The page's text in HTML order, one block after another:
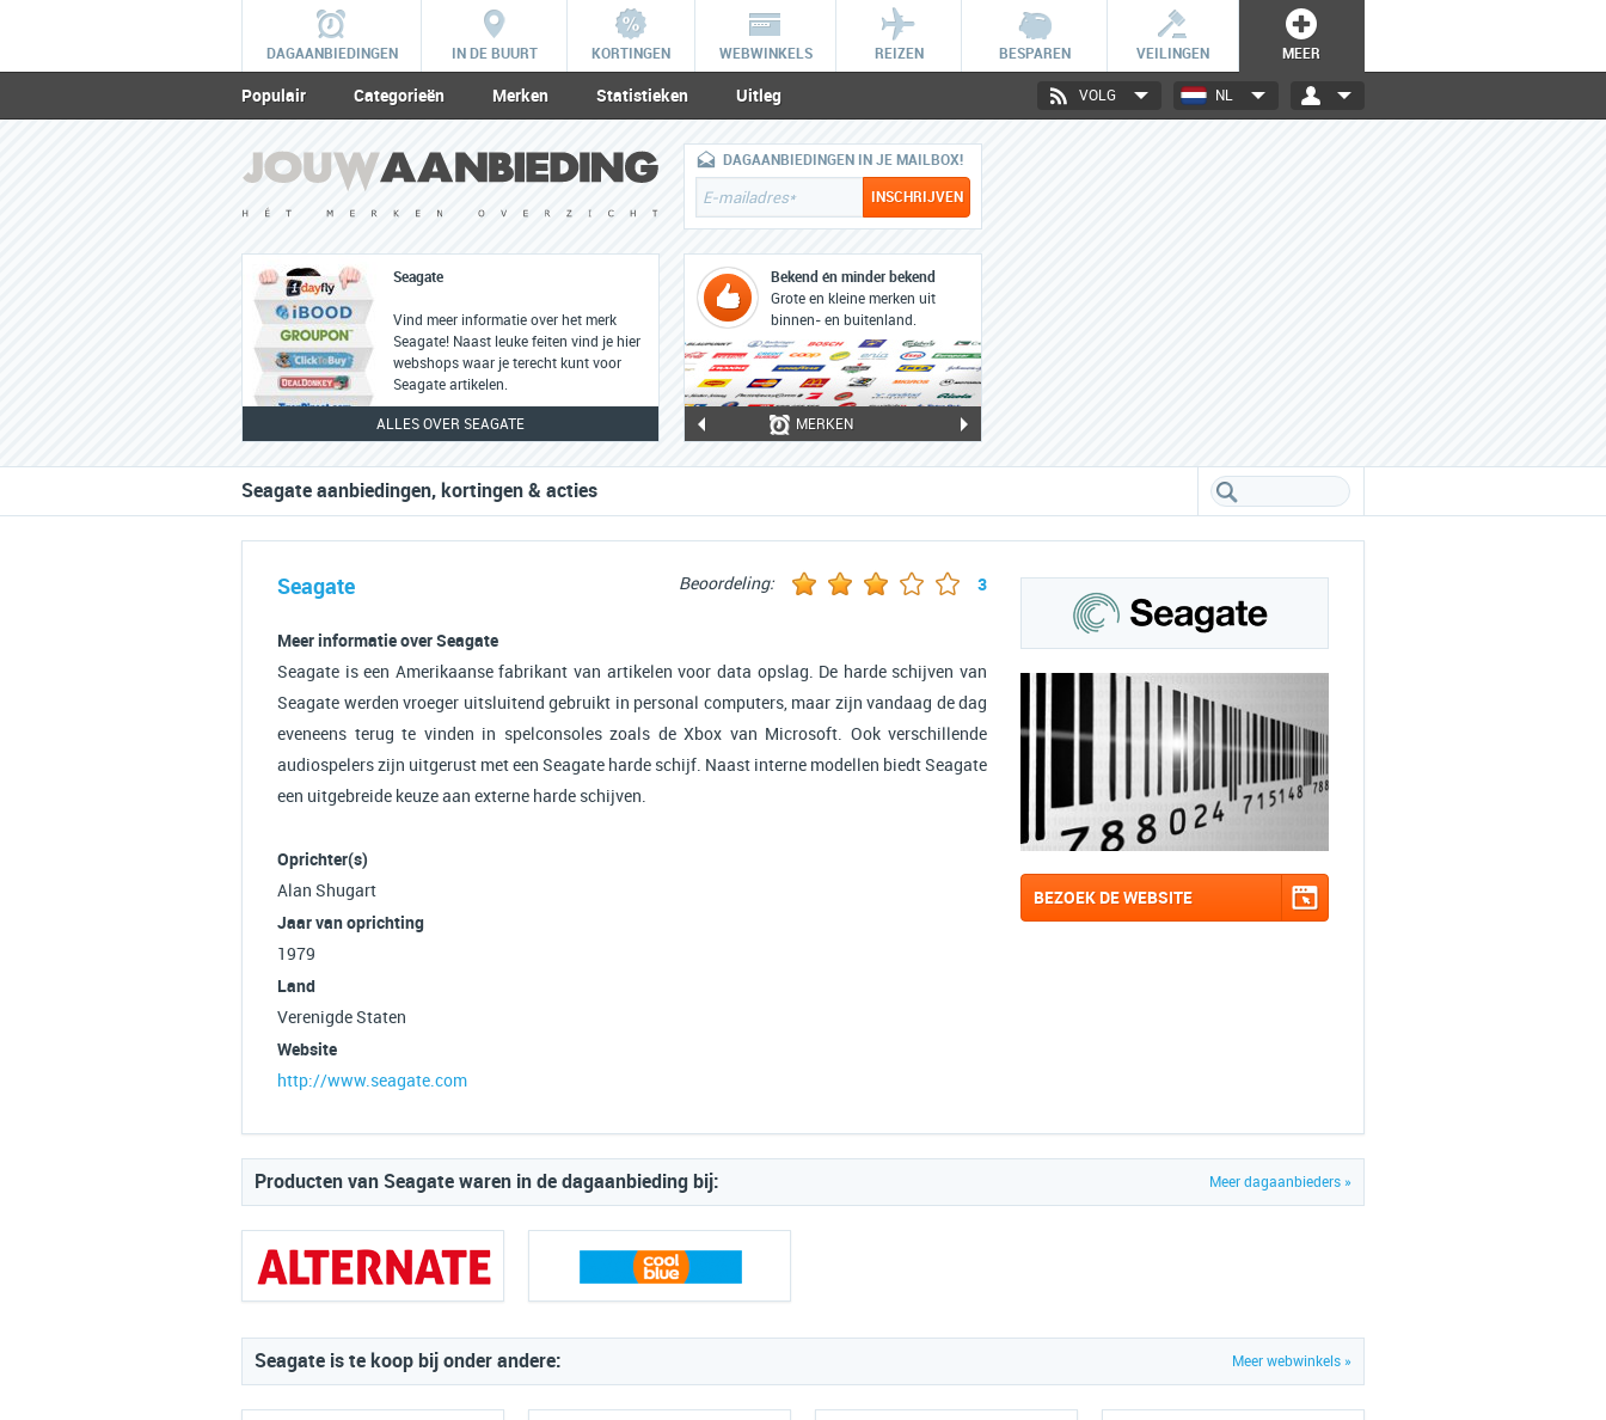
DAGAANBIEDINGEN IN DE BUURT KORTINGEN WEBWINKELS REIZEN BESPAREN VEILINGEN MEER
Populair Categorieën Merken Statistieken Uitleg NL
VOLG
Seagate
Vind meer informatie over het merk
Seagate! Naast leuke feiten vind je hier
webshops waar je terecht kunt voor
Seagate artikelen.
ALLES OVER SEAGATE
DAGAANBIEDINGEN IN JE MAILBOX!
Bekend én minder bekend
Grote en kleine merken uit
binnen- en buitenland.
MERKEN
Seagate aanbiedingen, kortingen & acties
Seagate Beoordeling: 3
Meer informatie over Seagate
Seagate is een Amerikaanse fabrikant van artikelen voor data opslag. De harde schijven van
Seagate werden vroeger uitsluitend gebruikt in personal computers, maar zijn vandaag de dag
eveneens terug te vinden in spelconsoles zoals de Xbox van Microsoft. Ook verschillende
audiospelers zijn uitgerust met een Seagate harde schijf. Naast interne modellen biedt Seagate
een uitgebreide keuze aan externe harde schijven.
Oprichter(s)
Alan Shugart
Jaar van oprichting
1979
Land
Verenigde Staten
Website
http://www.seagate.com
BEZOEK DE WEBSITE
Meer dagaanbieders »
Producten van Seagate waren in de dagaanbieding bij:
Meer webwinkels »
Seagate is te koop bij onder andere: